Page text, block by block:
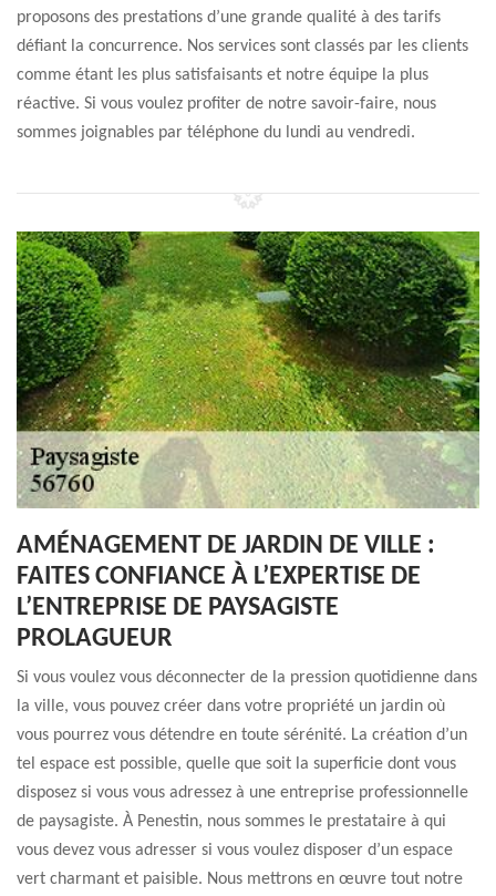
proposons des prestations d’une grande qualité à des tarifs
défiant la concurrence. Nos services sont classés par les clients
comme étant les plus satisfaisants et notre équipe la plus
réactive. Si vous voulez profiter de notre savoir-faire, nous
sommes joignables par téléphone du lundi au vendredi.
AMÉNAGEMENT DE JARDIN DE VILLE :
FAITES CONFIANCE À L’EXPERTISE DE
L’ENTREPRISE DE PAYSAGISTE
PROLAGUEUR
Si vous voulez vous déconnecter de la pression quotidienne dans
la ville, vous pouvez créer dans votre propriété un jardin où
vous pourrez vous détendre en toute sérénité. La création d’un
tel espace est possible, quelle que soit la superficie dont vous
disposez si vous vous adressez à une entreprise professionnelle
de paysagiste. À Penestin, nous sommes le prestataire à qui
vous devez vous adresser si vous voulez disposer d’un espace
vert charmant et paisible. Nous mettrons en œuvre tout notre